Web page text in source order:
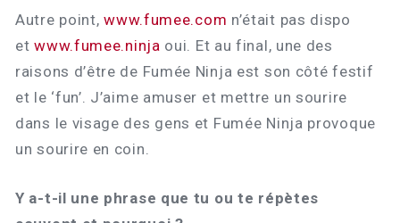
Autre point,www.fumee.com n’était pas dispo
etwww.fumee.ninja oui. Et au final, une des
raisons d’être de Fumée Ninja est son côté festif
et le ‘fun’. J’aime amuser et mettre un sourire
dans le visage des gens et Fumée Ninja provoque
un sourire en coin.
Y a-t-il une phrase que tu ou te répètes